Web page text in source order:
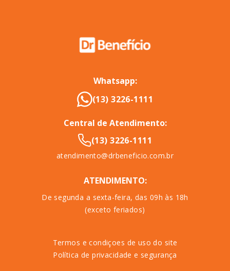
Whatsapp:
(13) 3226-1111
Central de Atendimento:
(13) 3226-1111
atendimento@drbeneficio.com.br
ATENDIMENTO:
De segunda a sexta-feira, das 09h às 18h
(exceto feriados)
Termos e condiçoes de uso do site
Política de privacidade e segurança